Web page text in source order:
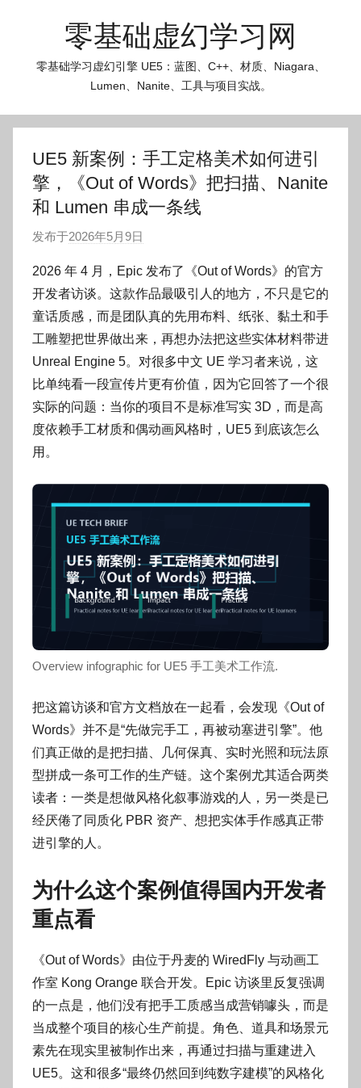
零基础虚幻学习网
零基础学习虚幻引擎 UE5：蓝图、C++、材质、Niagara、
Lumen、Nanite、工具与项目实战。
UE5 新案例：手工定格美术如何进引
擎，《Out of Words》把扫描、Nanite
和 Lumen 串成一条线
发布于2026年5月9日
:
O
k
g
o
g
o
g
2026 年 4 月，Epic 发布了《Out of Words》的官方
开发者访谈。这款作品最吸引人的地方，不只是它的
童话质感，而是团队真的先用布料、纸张、黏土和手
工雕塑把世界做出来，再想办法把这些实体材料带进
Unreal Engine 5。对很多中文 UE 学习者来说，这
比单纯看一段宣传片更有价值，因为它回答了一个很
实际的问题：当你的项目不是标准写实 3D，而是高
度依赖手工材质和偶动画风格时，UE5 到底该怎么
用。
Overview infographic for UE5 手工美术工作流.
把这篇访谈和官方文档放在一起看，会发现《Out of
Words》并不是“先做完手工，再被动塞进引擎”。他
们真正做的是把扫描、几何保真、实时光照和玩法原
型拼成一条可工作的生产链。这个案例尤其适合两类
读者：一类是想做风格化叙事游戏的人，另一类是已
经厌倦了同质化 PBR 资产、想把实体手作感真正带
进引擎的人。
为什么这个案例值得国内开发者
重点看
《Out of Words》由位于丹麦的 WiredFly 与动画工
作室 Kong Orange 联合开发。Epic 访谈里反复强调
的一点是，他们没有把手工质感当成营销噱头，而是
当成整个项目的核心生产前提。角色、道具和场景元
素先在现实里被制作出来，再通过扫描与重建进入
UE5。这和很多“最终仍然回到纯数字建模”的风格化